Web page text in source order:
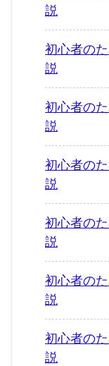
説
初心者の
説
初心者の
説
初心者の
説
初心者の
説
初心者の
説
初心者の
説